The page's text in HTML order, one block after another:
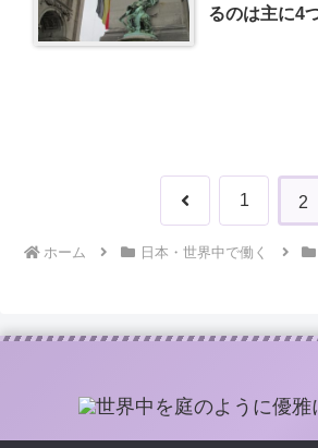
るのは主に4つ
前
へ
1 2
ホーム 日本・世界中で働く